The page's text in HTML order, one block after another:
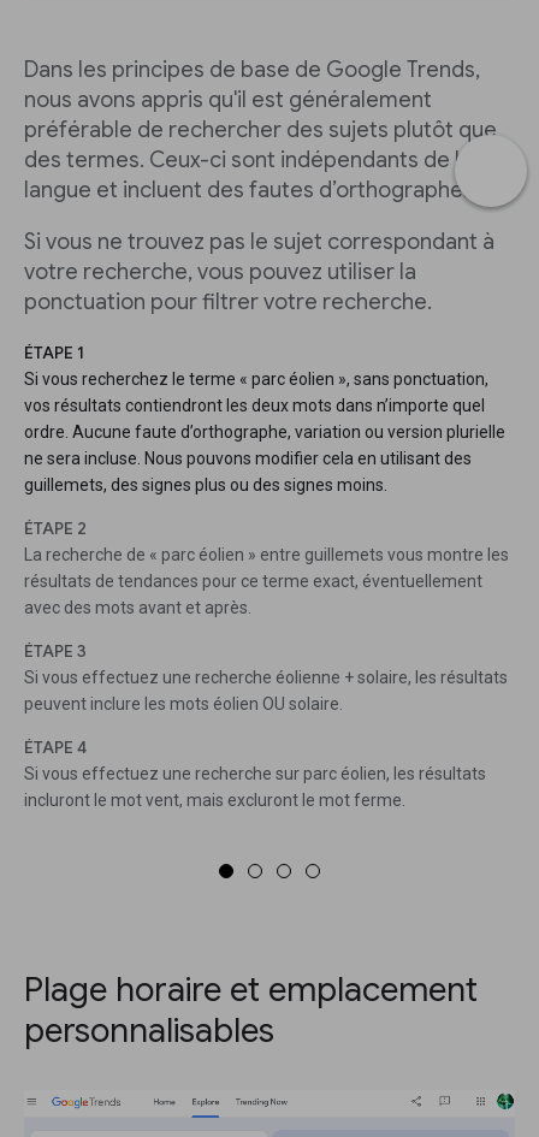
Dans les principes de base de Google Trends,
nous avons appris qu'il est généralement
préférable de rechercher des sujets plutôt que
des termes. Ceux-ci sont indépendants de la
langue et incluent des fautes d’orthographe.
Si vous ne trouvez pas le sujet correspondant à
votre recherche, vous pouvez utiliser la
ponctuation pour filtrer votre recherche.
ÉTAPE 1
Si vous recherchez le terme « parc éolien », sans ponctuation,
vos résultats contiendront les deux mots dans n’importe quel
ordre. Aucune faute d’orthographe, variation ou version plurielle
ne sera incluse. Nous pouvons modifier cela en utilisant des
guillemets, des signes plus ou des signes moins.
ÉTAPE 2
La recherche de « parc éolien » entre guillemets vous montre les
résultats de tendances pour ce terme exact, éventuellement
avec des mots avant et après.
ÉTAPE 3
Si vous effectuez une recherche éolienne + solaire, les résultats
peuvent inclure les mots éolien OU solaire.
ÉTAPE 4
Si vous effectuez une recherche sur parc éolien, les résultats
incluront le mot vent, mais excluront le mot ferme.
Plage horaire et emplacement
personnalisables